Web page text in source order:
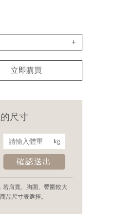
+
立即購買
尺寸
kg
確認送出
若肩寬、胸圍、臀圍較大
品尺寸表選擇。